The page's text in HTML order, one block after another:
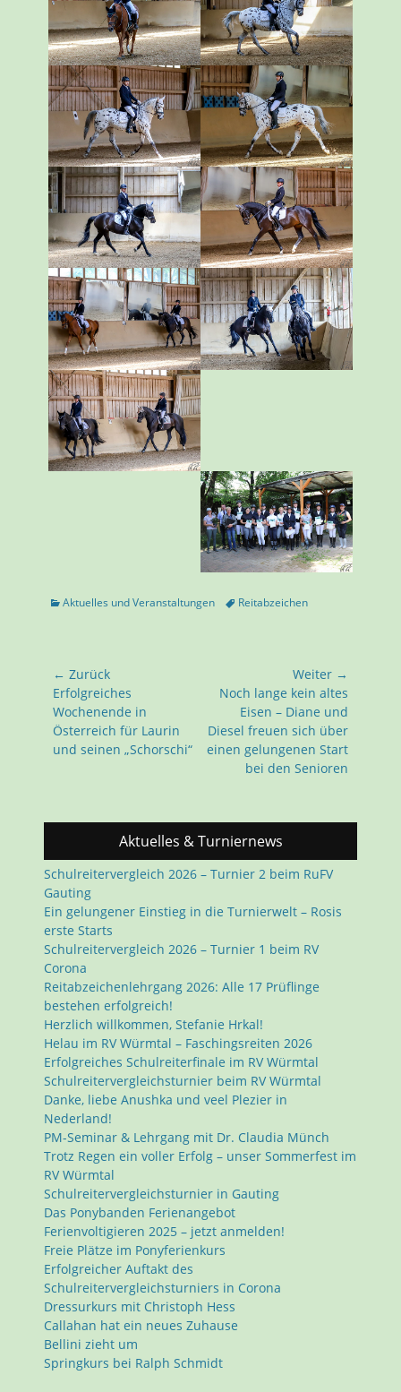
Kategorien
Aktuelles und Veranstaltungen TagsReitabzeichen
Beitragsnavigation
← Zurück
Vorhergehender
Beitrag:
Erfolgreiches
Wochenende in
Österreich für Laurin
und seinen „Schorschi“
Weiter →
Nächster
Beitrag:
Noch lange kein altes
Eisen – Diane und
Diesel freuen sich über
einen gelungenen Start
bei den Senioren
Aktuelles & Turniernews
Schulreitervergleich 2026 – Turnier 2 beim RuFV
Gauting
Ein gelungener Einstieg in die Turnierwelt – Rosis
erste Starts
Schulreitervergleich 2026 – Turnier 1 beim RV
Corona
Reitabzeichenlehrgang 2026: Alle 17 Prüflinge
bestehen erfolgreich!
Herzlich willkommen, Stefanie Hrkal!
Helau im RV Würmtal – Faschingsreiten 2026
Erfolgreiches Schulreiterfinale im RV Würmtal
Schulreitervergleichsturnier beim RV Würmtal
Danke, liebe Anushka und veel Plezier in
Nederland!
PM-Seminar & Lehrgang mit Dr. Claudia Münch
Trotz Regen ein voller Erfolg – unser Sommerfest im
RV Würmtal
Schulreitervergleichsturnier in Gauting
Das Ponybanden Ferienangebot
Ferienvoltigieren 2025 – jetzt anmelden!
Freie Plätze im Ponyferienkurs
Erfolgreicher Auftakt des
Schulreitervergleichsturniers in Corona
Dressurkurs mit Christoph Hess
Callahan hat ein neues Zuhause
Bellini zieht um
Springkurs bei Ralph Schmidt